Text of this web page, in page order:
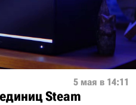
5 мая в 14:11
Steam